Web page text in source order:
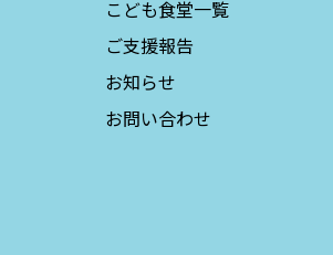
こども食堂一覧
ご支援報告
お知らせ
お問い合わせ